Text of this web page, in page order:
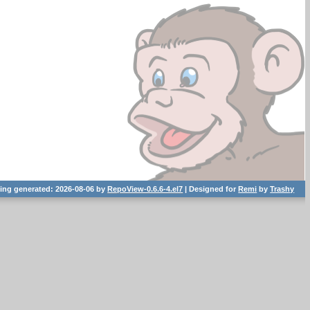
generated: 2026-08-06 by RepoView-0.6.6-4.el7 | Designed forRemi byTrashy